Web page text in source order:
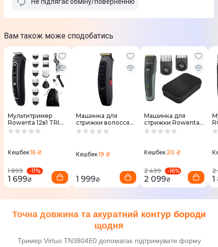
Вам також може сподобатись
Мультитример
Rowenta 12в1 TRIM
& STYLE Karl
Кешбек16 ₴
1 899 -11%
1 699₴
Машинка для
стрижки волосся
Rowenta TN182LF0
Кешбек19 ₴
1 999₴
Машинка для
стрижки Rowenta
ADVANCER
Кешбек 20 ₴
2 499 -16%
2 099₴
2
Точна довжина та акуратний контур бороди
щодня
Тример Virtuo TN3804E0 допомагає підтримувати форму